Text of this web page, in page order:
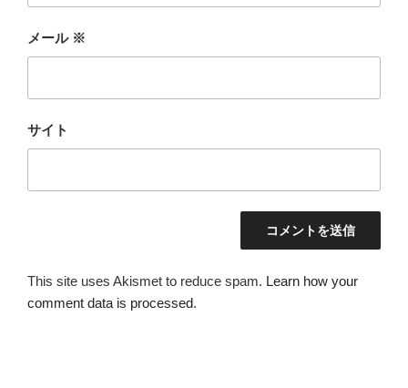
メール ※
サイト
This site uses Akismet to reduce spam. Learn how your
comment data is processed.